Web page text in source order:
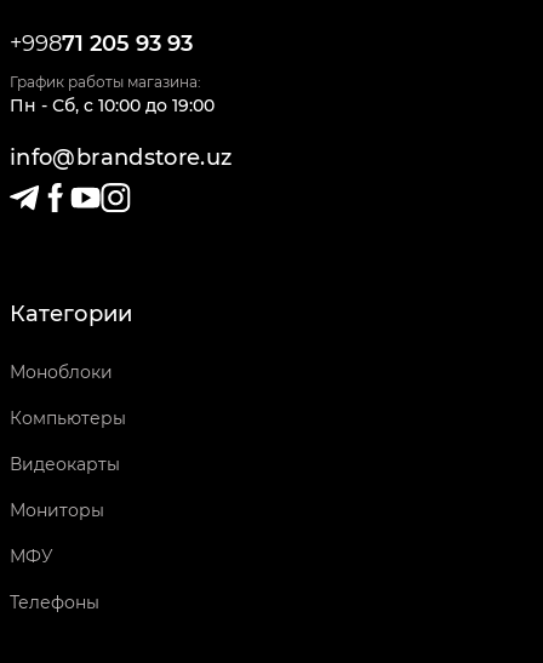
+99871 205 93 93
График работы магазина:
Пн - Сб, c 10:00 до 19:00
info@brandstore.uz
Категории
Моноблоки
Компьютеры
Видеокарты
Мониторы
МФУ
Телефоны